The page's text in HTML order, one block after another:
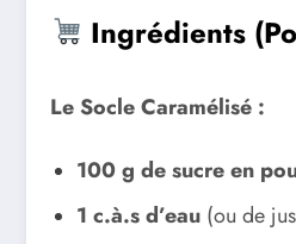
Ingrédients
Le Socle Caramélisé :
100 g de sucre en
1 c.à.s d’eau (ou de